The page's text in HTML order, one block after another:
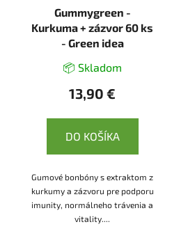
Gummygreen -
Kurkuma + zázvor 60 ks
- Green idea
📦 Skladom
13,90 €
DO KOŠÍKA
Gumové bonbóny s extraktom z
kurkumy a zázvoru pre podporu
imunity, normálneho trávenia a
vitality....